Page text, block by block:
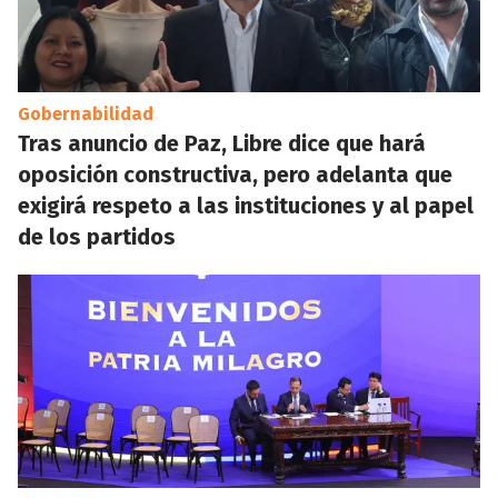
Gobernabilidad
Tras anuncio de Paz, Libre dice que hará
oposición constructiva, pero adelanta que
exigirá respeto a las instituciones y al papel
de los partidos